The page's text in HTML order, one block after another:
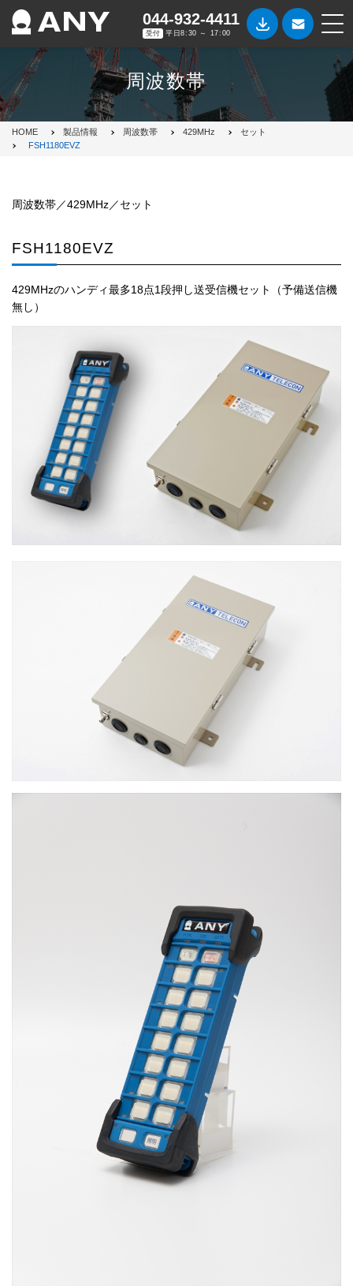
044-932-4411
受付 平日8:30 ～ 17:00
周波数帯
HOME 製品情報 周波数帯 429MHz
セット
FSH1180EVZ
周波数帯／429MHz／セット
FSH1180EVZ
429MHzのハンディ最多18点1段押し送受信機セット（予備送信機
無し）